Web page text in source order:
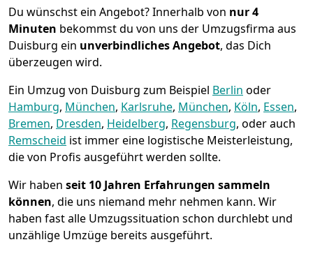
Du wünschst ein Angebot? Innerhalb von nur 4
Minuten bekommst du von uns der Umzugsfirma aus
Duisburg ein unverbindliches Angebot, das Dich
überzeugen wird.
Ein Umzug von Duisburg zum Beispiel Berlin oder
Hamburg, München, Karlsruhe, München, Köln, Essen,
Bremen, Dresden, Heidelberg, Regensburg, oder auch
Remscheid ist immer eine logistische Meisterleistung,
die von Profis ausgeführt werden sollte.
Wir haben seit 10 Jahren Erfahrungen sammeln
können, die uns niemand mehr nehmen kann. Wir
haben fast alle Umzugssituation schon durchlebt und
unzählige Umzüge bereits ausgeführt.